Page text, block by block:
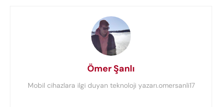
Ömer Şanlı
Mobil cihazlara ilgi duyan teknoloji yazarı.omersanli17